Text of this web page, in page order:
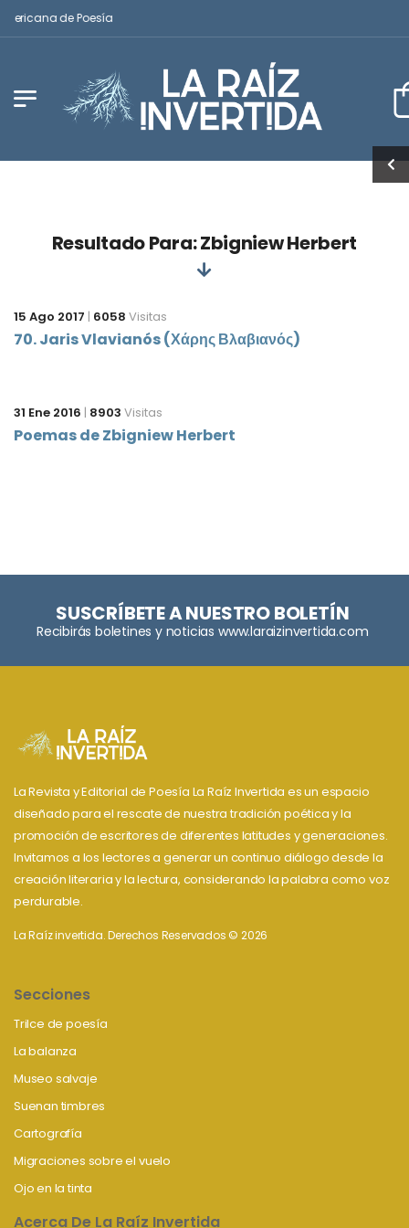
de Poesía
Resultado Para: Zbigniew Herbert
15 Ago 2017 | 6058 Visitas
70. Jaris Vlavianós (Χάρης Βλαβιανός)
31 Ene 2016 | 8903 Visitas
Poemas de Zbigniew Herbert
SUSCRÍBETE A NUESTRO BOLETÍN
Recibirás boletines y noticias www.laraizinvertida.com
La Revista y Editorial de Poesía La Raíz Invertida es un espacio
diseñado para el rescate de nuestra tradición poética y la
promoción de escritores de diferentes latitudes y generaciones.
Invitamos a los lectores a generar un continuo diálogo desde la
creación literaria y la lectura, considerando la palabra como voz
perdurable.
La Raíz invertida. Derechos Reservados © 2026
Secciones
Trilce de poesía
La balanza
Museo salvaje
Suenan timbres
Cartografía
Migraciones sobre el vuelo
Ojo en la tinta
Acerca De La Raíz Invertida